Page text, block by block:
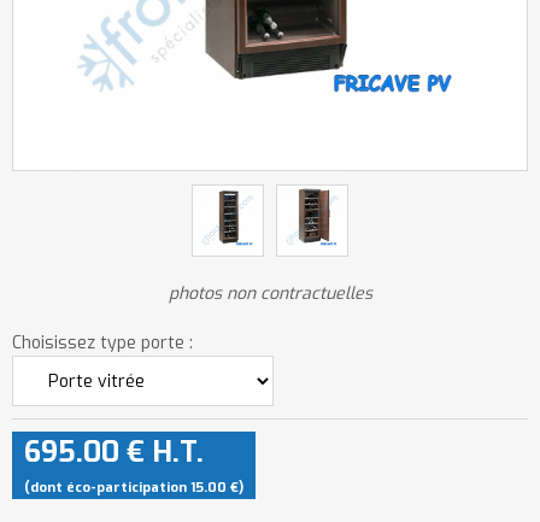
photos non contractuelles
Choisissez type porte :
695.00 € H.T.
(dont éco-participation 15.00 €)